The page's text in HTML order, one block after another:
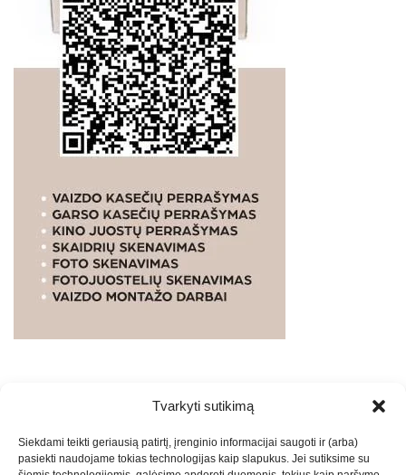
Tvarkyti sutikimą
Siekdami teikti geriausią patirtį, įrenginio informacijai saugoti ir (arba)
pasiekti naudojame tokias technologijas kaip slapukus. Jei sutiksime su
PASLAUGOS. SEO tekstų rašymas, turinio kūrimas,
straipsnių rašymas ir talpinimas į mūsų valdomas